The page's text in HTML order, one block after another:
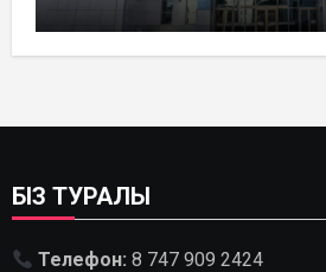
ҚАЗАҚСТАНДА
БІЗ ТУРАЛЫ
Телефон: 8 747 909 2424